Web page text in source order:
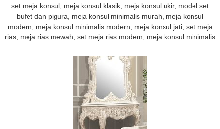
set meja konsul, meja konsul klasik, meja konsul ukir, model set
bufet dan pigura, meja konsul minimalis murah, meja konsul
modern, meja konsul minimalis modern, meja konsul jati, set meja
rias, meja rias mewah, set meja rias modern, meja konsul minimalis